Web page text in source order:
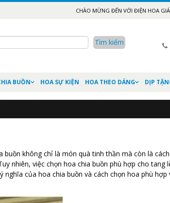
CHÀO MỪNG ĐẾN VỚI ĐIỆN HOA GIÁ
BUỒN HOA SỰ KIỆN HOA THEO DÁNG DỊP
không chỉ là món quà tinh thần mà còn là
nhiên, việc chọn hoa chia buồn phù hợp cho tang
nghĩa của hoa chia buồn và cách chọn hoa phù hợp